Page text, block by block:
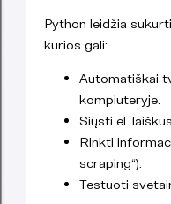
Python leidžia
kurios gali:
Automatiškai
kompiuteryje.
Siųsti el.
Rinkti
scraping“).
Testuoti